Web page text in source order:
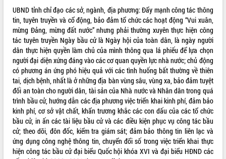
UBND tỉnh Đắk Lắk triển khai nhiệm
vụ 6 tháng cuối năm 2026
Kỳ họp thứ Hai, Hội đồng nhân dân
tỉnh khóa XI quyết nghị nhiều nội dung
quan trọng
Bí thư Tỉnh ủy Lương Nguyễn Minh
Triết thăm, tặng quà người có công với
cách mạng
Rà soát, hoàn thiện hệ thống thiết chế
văn hóa, thể thao đáp ứng yêu cầu
phát triển mới
Thường trực HĐND tỉnh Đắk Lắk gặp
mặt Đoàn chuyên gia y tế TP. Hồ Chí
LIÊN KẾT WEB
THỐNG KÊ TRUY CẬP
UBND tỉnh chỉ đạo các sở, ngành, địa phương: Đẩy mạnh công tác thông
tin, tuyên truyền và cổ động, bảo đảm tổ chức các hoạt động “Vui xuân,
mừng Đảng, mừng đất nước” nhưng phải thường xuyên thực hiện công
tác tuyên truyền Ngày bầu cử là Ngày hội của toàn dân, là ngày người
dân thực hiện quyền làm chủ của mình thông qua lá phiếu để lựa chọn
người đại diện xứng đáng vào các cơ quan quyền lực nhà nước; chủ động
có phương án ứng phó hiệu quả với các tình huống bất thường về thiên
tai, dịch bệnh, nhất là ở những địa bàn vùng sâu, vùng xa, bảo đảm tuyệt
đối an toàn cho người dân, tài sản của Nhà nước và Nhân dân trong quá
trình bầu cử, hướng dẫn các địa phương việc triển khai kinh phí, đảm bảo
kinh phí, cơ sở vật chất, khẩn trương khắc các con dấu của các tổ chức
bầu cử, in ấn các tài liệu bầu cử và các điều kiện phục vụ công tác bầu
cử; theo dõi, đôn đốc, kiểm tra giám sát; đảm bảo thông tin liên lạc và
ứng dụng công nghệ thông tin, chuyển đổi số trong việc triển khai thực
hiện công tác bầu cử đại biểu Quốc hội khóa XVI và đại biểu HĐND các